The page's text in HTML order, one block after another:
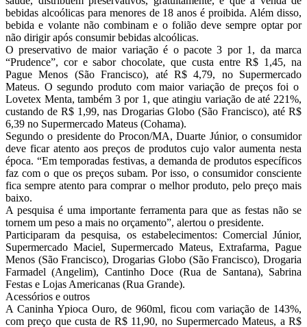
bebidas alcoólicas para menores de 18 anos é proibida. Além disso,
bebida e volante não combinam e o folião deve sempre optar por
não dirigir após consumir bebidas alcoólicas.
O preservativo de maior variação é o pacote 3 por 1, da marca
“Prudence”, cor e sabor chocolate, que custa entre R$ 1,45, na
Pague Menos (São Francisco), até R$ 4,79, no Supermercado
Mateus. O segundo produto com maior variação de preços foi o
Lovetex Menta, também 3 por 1, que atingiu variação de até 221%,
custando de R$ 1,99, nas Drogarias Globo (São Francisco), até R$
6,39 no Supermercado Mateus (Cohama).
Segundo o presidente do Procon/MA, Duarte Júnior, o consumidor
deve ficar atento aos preços de produtos cujo valor aumenta nesta
época. “Em temporadas festivas, a demanda de produtos específicos
faz com o que os preços subam. Por isso, o consumidor consciente
fica sempre atento para comprar o melhor produto, pelo preço mais
baixo.
A pesquisa é uma importante ferramenta para que as festas não se
tornem um peso a mais no orçamento”, alertou o presidente.
Participaram da pesquisa, os estabelecimentos: Comercial Júnior,
Supermercado Maciel, Supermercado Mateus, Extrafarma, Pague
Menos (São Francisco), Drogarias Globo (São Francisco), Drogaria
Farmadel (Angelim), Cantinho Doce (Rua de Santana), Sabrina
Festas e Lojas Americanas (Rua Grande).
Acessórios e outros
A Caninha Ypioca Ouro, de 960ml, ficou com variação de 143%,
com preço que custa de R$ 11,90, no Supermercado Mateus, a R$